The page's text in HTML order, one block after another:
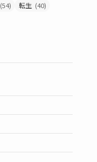
(54) 転生 (40)